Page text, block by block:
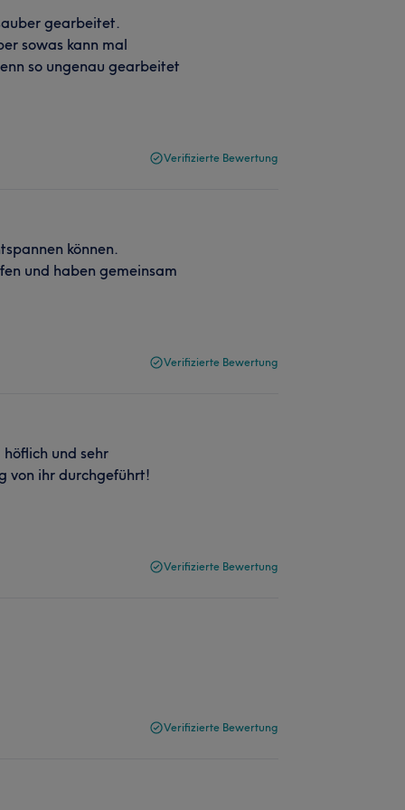
gearbeitet.
sowas kann mal
so ungenau gearbeitet
Verifizierte Bewertung
können.
und haben gemeinsam
Verifizierte Bewertung
und sehr
von ihr durchgeführt!
Verifizierte Bewertung
Verifizierte Bewertung